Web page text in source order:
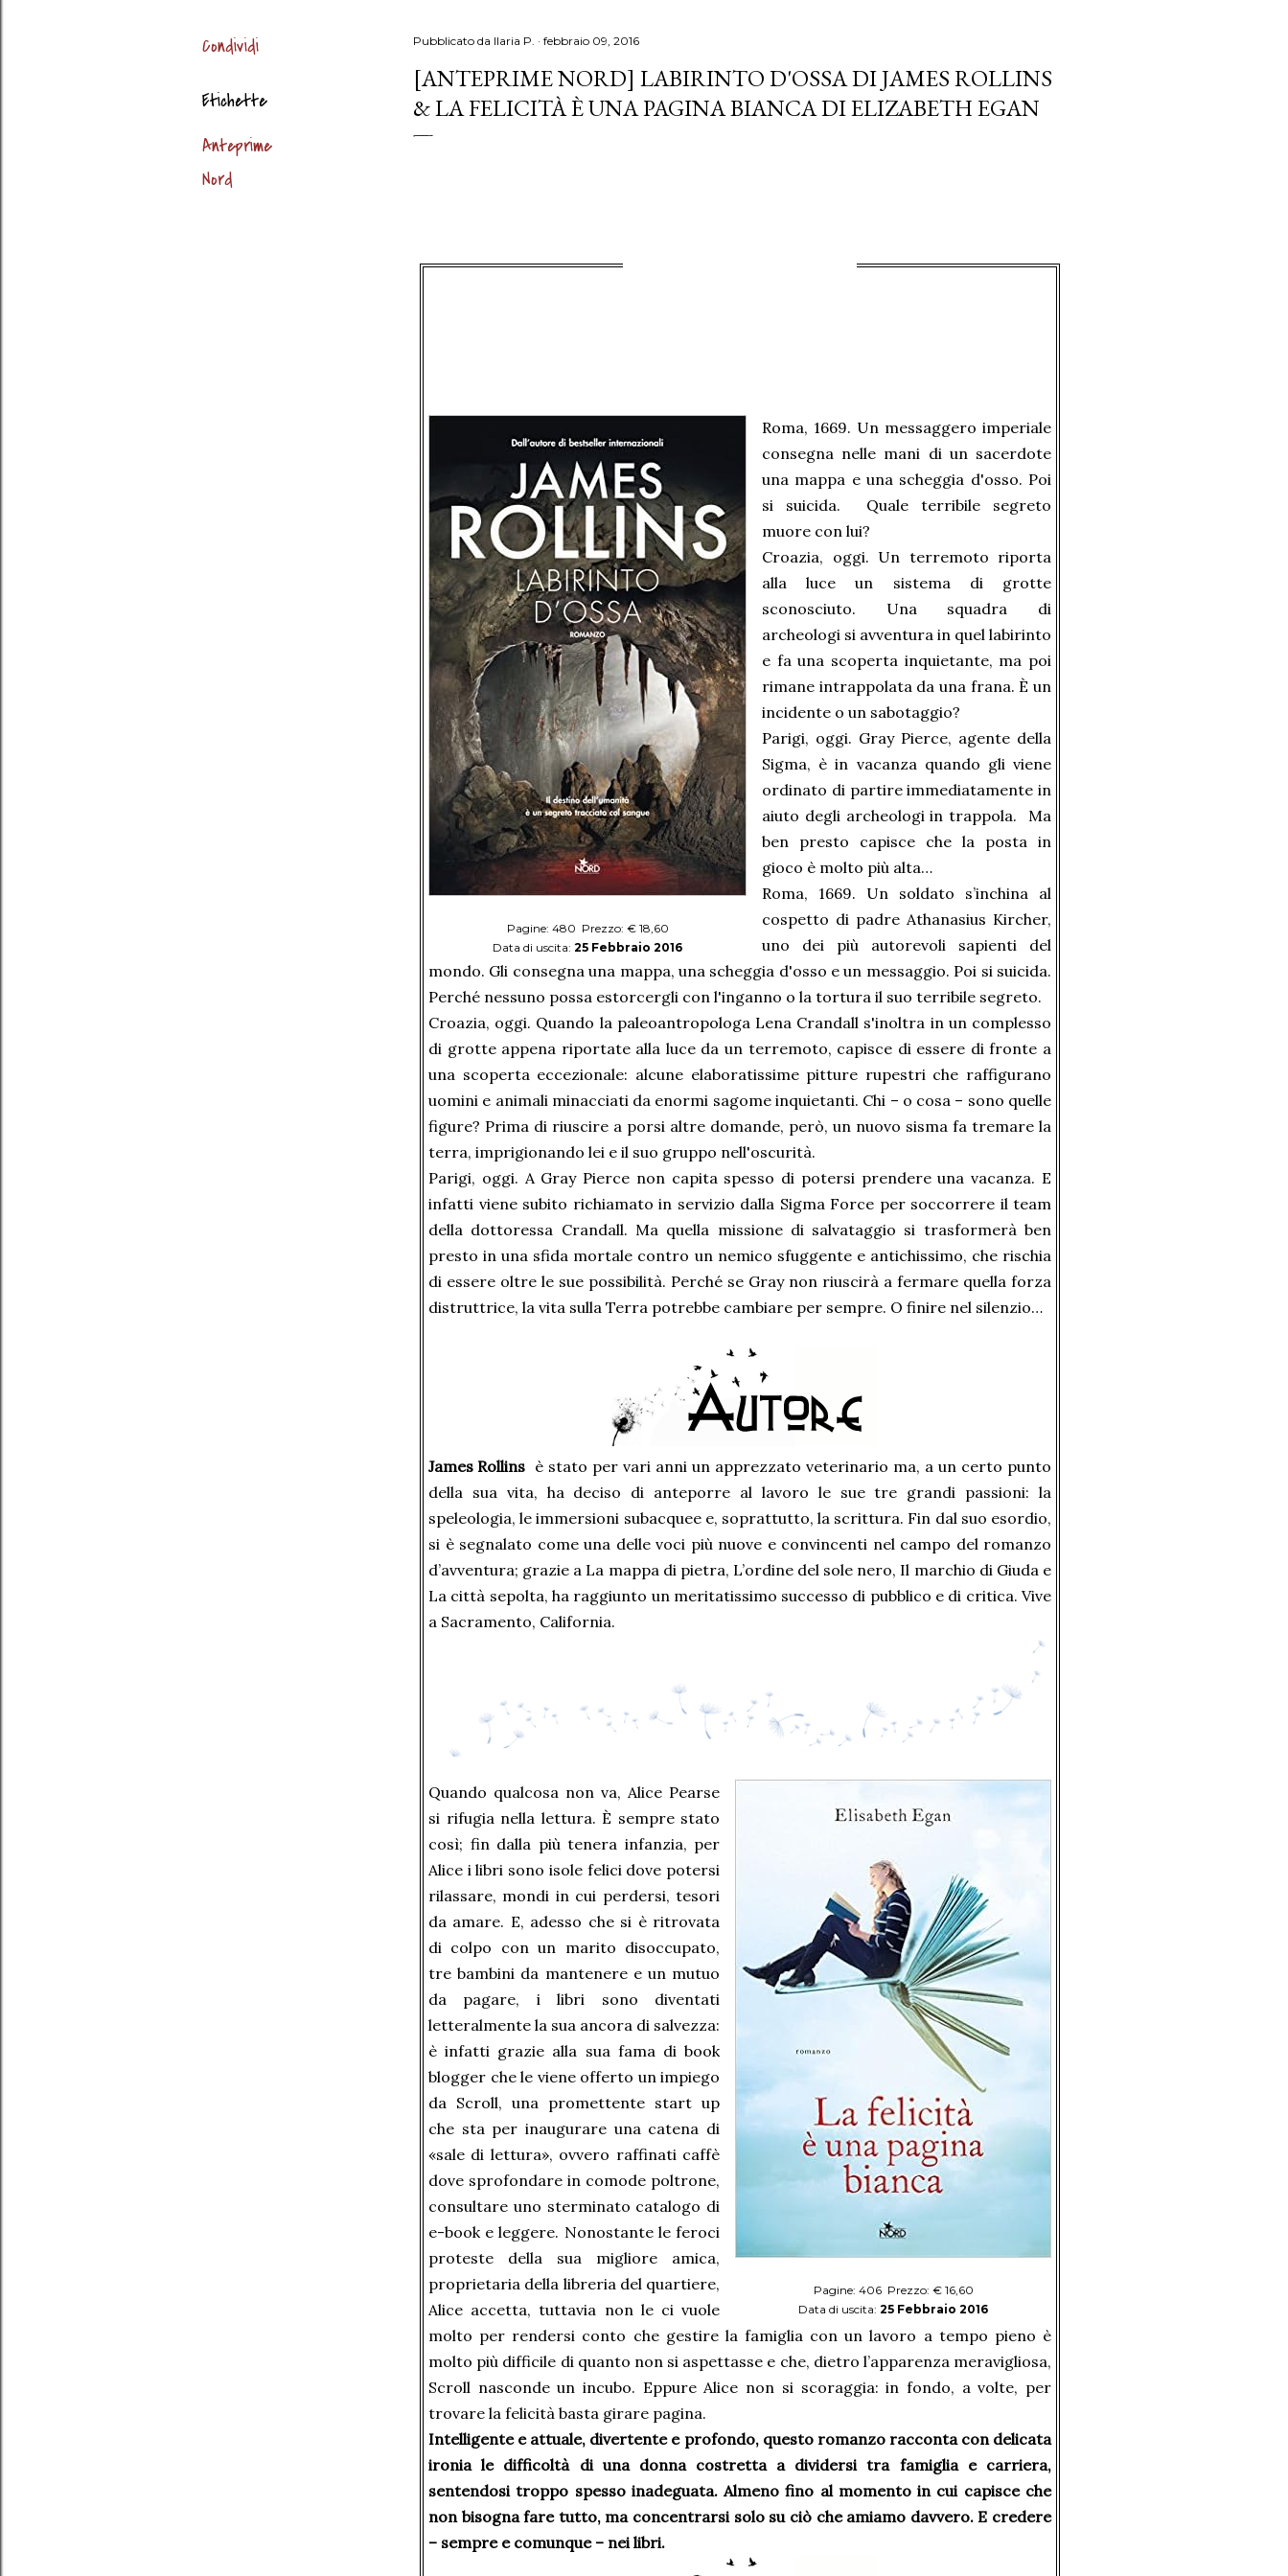
Condividi
Etichette
Anteprime
Nord
Pubblicato da Ilaria P. febbraio 09, 2016
[ANTEPRIME NORD] LABIRINTO D'OSSA DI JAMES ROLLINS
& LA FELICITÀ È UNA PAGINA BIANCA DI ELIZABETH EGAN
Pagine: 480 Prezzo: € 18,60
Data di uscita: 25 Febbraio 2016
Roma, 1669. Un messaggero imperiale
consegna nelle mani di un sacerdote
una mappa e una scheggia d'osso. Poi
si suicida. Quale terribile segreto
muore con lui?
Croazia, oggi. Un terremoto riporta
alla luce un sistema di grotte
sconosciuto. Una squadra di
archeologi si avventura in quel labirinto
e fa una scoperta inquietante, ma poi
rimane intrappolata da una frana. È un
incidente o un sabotaggio?
Parigi, oggi. Gray Pierce, agente della
Sigma, è in vacanza quando gli viene
ordinato di partire immediatamente in
aiuto degli archeologi in trappola. Ma
ben presto capisce che la posta in
gioco è molto più alta…
Roma, 1669. Un soldato s’inchina al
cospetto di padre Athanasius Kircher,
uno dei più autorevoli sapienti del
mondo. Gli consegna una mappa, una scheggia d'osso e un messaggio. Poi si suicida.
Perché nessuno possa estorcergli con l'inganno o la tortura il suo terribile segreto.
Croazia, oggi. Quando la paleoantropologa Lena Crandall s'inoltra in un complesso
di grotte appena riportate alla luce da un terremoto, capisce di essere di fronte a
una scoperta eccezionale: alcune elaboratissime pitture rupestri che raffigurano
uomini e animali minacciati da enormi sagome inquietanti. Chi – o cosa – sono quelle
figure? Prima di riuscire a porsi altre domande, però, un nuovo sisma fa tremare la
terra, imprigionando lei e il suo gruppo nell'oscurità.
Parigi, oggi. A Gray Pierce non capita spesso di potersi prendere una vacanza. E
infatti viene subito richiamato in servizio dalla Sigma Force per soccorrere il team
della dottoressa Crandall. Ma quella missione di salvataggio si trasformerà ben
presto in una sfida mortale contro un nemico sfuggente e antichissimo, che rischia
di essere oltre le sue possibilità. Perché se Gray non riuscirà a fermare quella forza
distruttrice, la vita sulla Terra potrebbe cambiare per sempre. O finire nel silenzio…
James Rollins è stato per vari anni un apprezzato veterinario ma, a un certo punto
della sua vita, ha deciso di anteporre al lavoro le sue tre grandi passioni: la
speleologia, le immersioni subacquee e, soprattutto, la scrittura. Fin dal suo esordio,
si è segnalato come una delle voci più nuove e convincenti nel campo del romanzo
d’avventura; grazie a La mappa di pietra, L’ordine del sole nero, Il marchio di Giuda e
La città sepolta, ha raggiunto un meritatissimo successo di pubblico e di critica. Vive
a Sacramento, California.
Pagine: 406 Prezzo: € 16,60
Data di uscita: 25 Febbraio 2016
Quando qualcosa non va, Alice Pearse
si rifugia nella lettura. È sempre stato
così; fin dalla più tenera infanzia, per
Alice i libri sono isole felici dove potersi
rilassare, mondi in cui perdersi, tesori
da amare. E, adesso che si è ritrovata
di colpo con un marito disoccupato,
tre bambini da mantenere e un mutuo
da pagare, i libri sono diventati
letteralmente la sua ancora di salvezza:
è infatti grazie alla sua fama di book
blogger che le viene offerto un impiego
da Scroll, una promettente start up
che sta per inaugurare una catena di
«sale di lettura», ovvero raffinati caffè
dove sprofondare in comode poltrone,
consultare uno sterminato catalogo di
e-book e leggere. Nonostante le feroci
proteste della sua migliore amica,
proprietaria della libreria del quartiere,
Alice accetta, tuttavia non le ci vuole
molto per rendersi conto che gestire la famiglia con un lavoro a tempo pieno è
molto più difficile di quanto non si aspettasse e che, dietro l’apparenza meravigliosa,
Scroll nasconde un incubo. Eppure Alice non si scoraggia: in fondo, a volte, per
trovare la felicità basta girare pagina.
Intelligente e attuale, divertente e profondo, questo romanzo racconta con delicata
ironia le difficoltà di una donna costretta a dividersi tra famiglia e carriera,
sentendosi troppo spesso inadeguata. Almeno fino al momento in cui capisce che
non bisogna fare tutto, ma concentrarsi solo su ciò che amiamo davvero. E credere
– sempre e comunque – nei libri.